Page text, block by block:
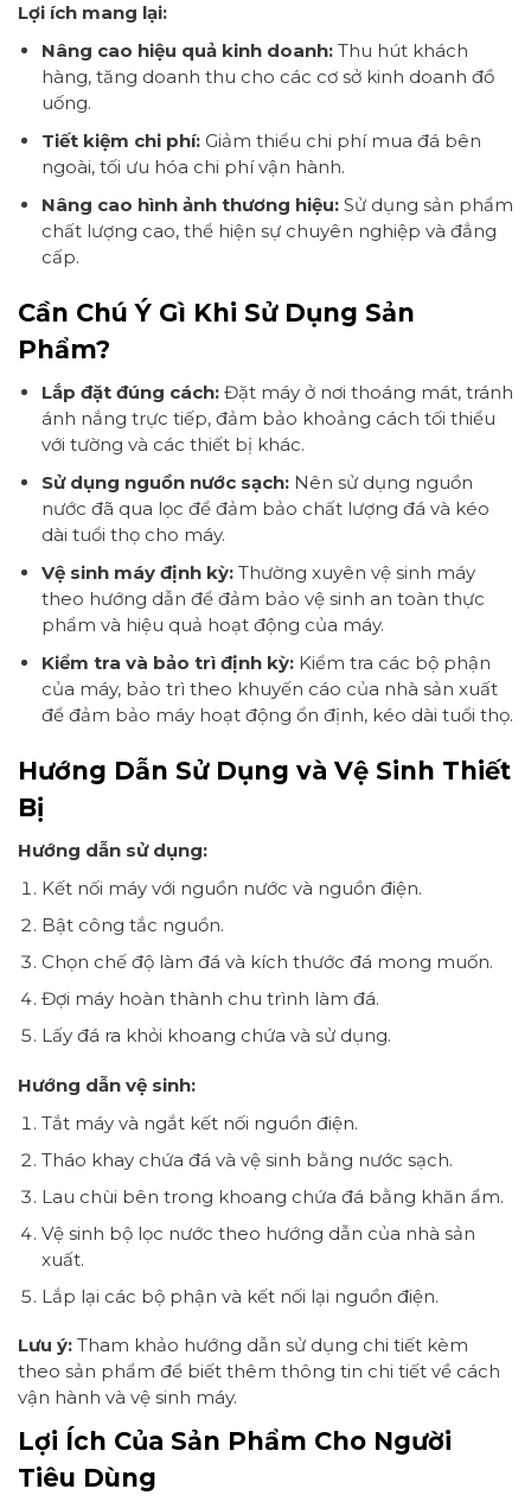
Lợi ích mang lại:
Nâng cao hiệu quả kinh doanh:Thu hút khách
hàng, tăng doanh thu cho các cơ sở kinh doanh đồ
uống.
Tiết kiệm chi phí:Giảm thiểu chi phí mua đá bên
ngoài, tối ưu hóa chi phí vận hành.
Nâng cao hình ảnh thương hiệu:Sử dụng sản phẩm
chất lượng cao, thể hiện sự chuyên nghiệp và đẳng
cấp.
Cần Chú Ý Gì Khi Sử Dụng Sản
Phẩm?
Lắp đặt đúng cách:Đặt máy ở nơi thoáng mát, tránh
ánh nắng trực tiếp, đảm bảo khoảng cách tối thiểu
với tường và các thiết bị khác.
Sử dụng nguồn nước sạch:Nên sử dụng nguồn
nước đã qua lọc để đảm bảo chất lượng đá và kéo
dài tuổi thọ cho máy.
Vệ sinh máy định kỳ:Thường xuyên vệ sinh máy
theo hướng dẫn để đảm bảo vệ sinh an toàn thực
phẩm và hiệu quả hoạt động của máy.
Kiểm tra và bảo trì định kỳ:Kiểm tra các bộ phận
của máy, bảo trì theo khuyến cáo của nhà sản xuất
để đảm bảo máy hoạt động ổn định, kéo dài tuổi thọ.
Hướng Dẫn Sử Dụng và Vệ Sinh Thiết
Bị
Hướng dẫn sử dụng:
Kết nối máy với nguồn nước và nguồn điện.
Bật công tắc nguồn.
Chọn chế độ làm đá và kích thước đá mong muốn.
Đợi máy hoàn thành chu trình làm đá.
Lấy đá ra khỏi khoang chứa và sử dụng.
Hướng dẫn vệ sinh:
Tắt máy và ngắt kết nối nguồn điện.
Tháo khay chứa đá và vệ sinh bằng nước sạch.
Lau chùi bên trong khoang chứa đá bằng khăn ẩm.
Vệ sinh bộ lọc nước theo hướng dẫn của nhà sản
xuất.
Lắp lại các bộ phận và kết nối lại nguồn điện.
Lưu ý: Tham khảo hướng dẫn sử dụng chi tiết kèm
theo sản phẩm để biết thêm thông tin chi tiết về cách
vận hành và vệ sinh máy.
Lợi Ích Của Sản Phẩm Cho Người
Tiêu Dùng